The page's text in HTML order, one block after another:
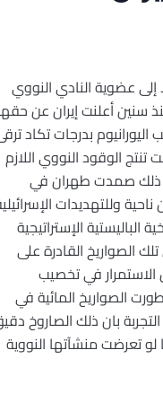
إلى عضوية النادي النووي
سنين أعلنت إيران عن
بدرجات تكاد
الوقود النووي اللازم
ذلك صمدت طهران في
وللتهديدات
الإستراتيجية
الصواريخ القادرة على
في تخصيب
الصواريخ المائية في
بان ذلك الصاروخ
تعرضت منشآتها النووية